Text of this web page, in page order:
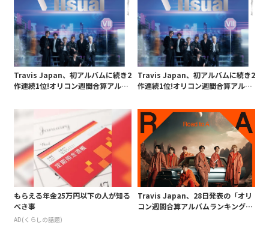
Travis Japan、初アルバムに続き2
作連続1位!オリコン週間合算アルバ
Travis Japan、初アルバムに続き2
作連続1位!オリコン週間合算アルバ
もらえる年金25万円以下の人が知る
べき事
AD(くらしの話題)
Travis Japan、28日発表の「オリ
コン週間合算アルバムランキング」